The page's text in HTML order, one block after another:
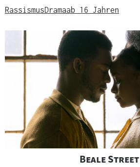
RassismusDramaab 16 Jahren
"
Beale Street"